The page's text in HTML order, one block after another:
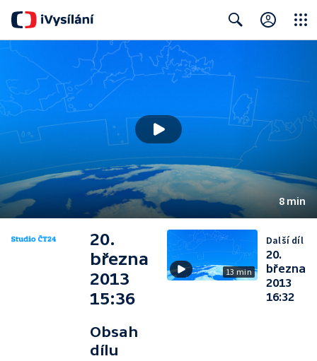
8 min
20.
března
2013
15:36
Obsah
dílu
13 min
Další díl
20.
března
2013
16:32